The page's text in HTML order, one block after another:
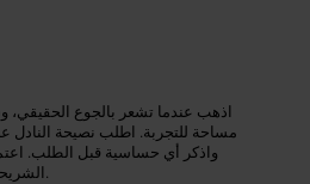
اذهب عندما تشعر بالجوع
مساحة للتجربة. اطلب نصيحة النادل
واذكر أي حساسية قبل الطلب.
الشريحة رطبة، واطلب ماء مع الوجبة.